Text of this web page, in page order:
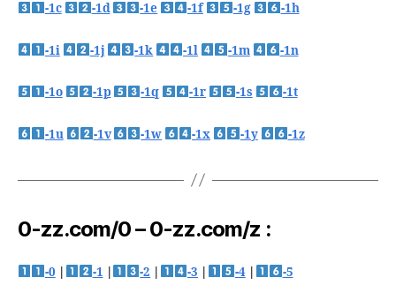
-1c -1d -1e -1f -1g -1h
-1i -1j -1k -1l -1m -1n
-1o -1p -1q -1r -1s -1t
-1u -1v -1w -1x -1y -1z
0-zz.com/0 – 0-zz.com/z :
-0 -1 -2 -3 -4|
-5